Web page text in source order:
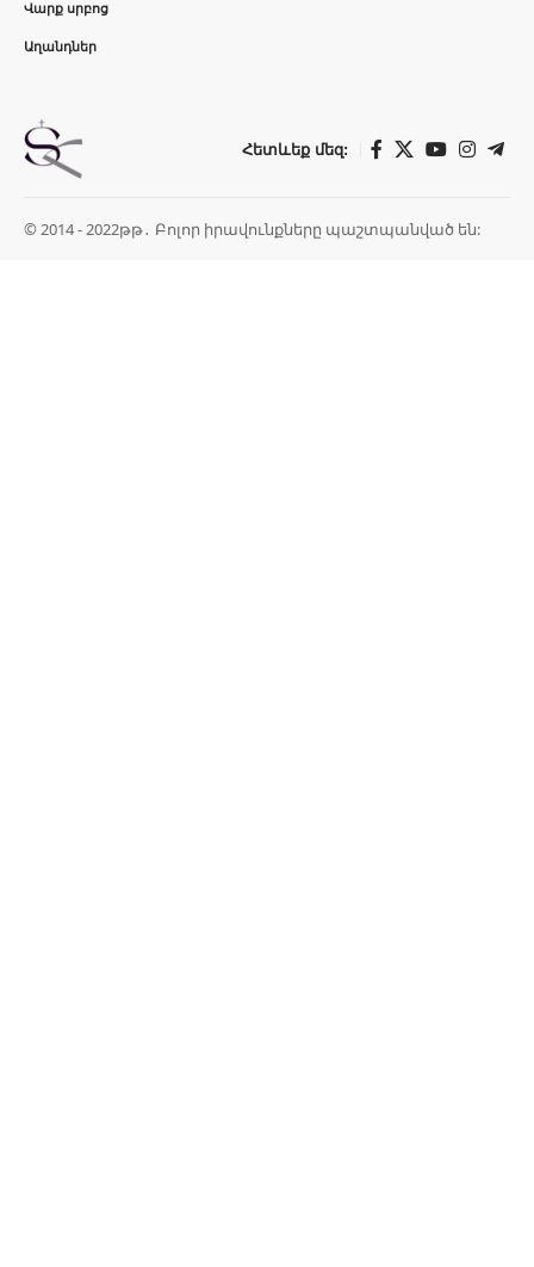
Վարք սրբոց
Աղանդներ
Հետևեք մեզ:
© 2014 - 2022թթ․ Բոլոր իրավունքները պաշտպանված են: